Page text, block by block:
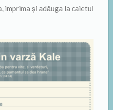
imprima și adăuga la caietul